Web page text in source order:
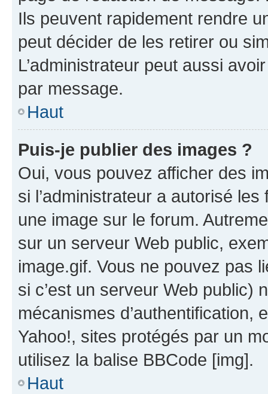
Ils peuvent rapidement rendre
peut décider de les retirer ou
L’administrateur peut aussi
par message.
Haut
Puis-je publier des images ?
Oui, vous pouvez afficher des
si l’administrateur a autorisé
une image sur le forum.
sur un serveur Web public,
image.gif. Vous ne pouvez pas
si c’est un serveur Web public)
mécanismes d’authentification,
Yahoo!, sites protégés par un
utilisez la balise BBCode [img].
Haut